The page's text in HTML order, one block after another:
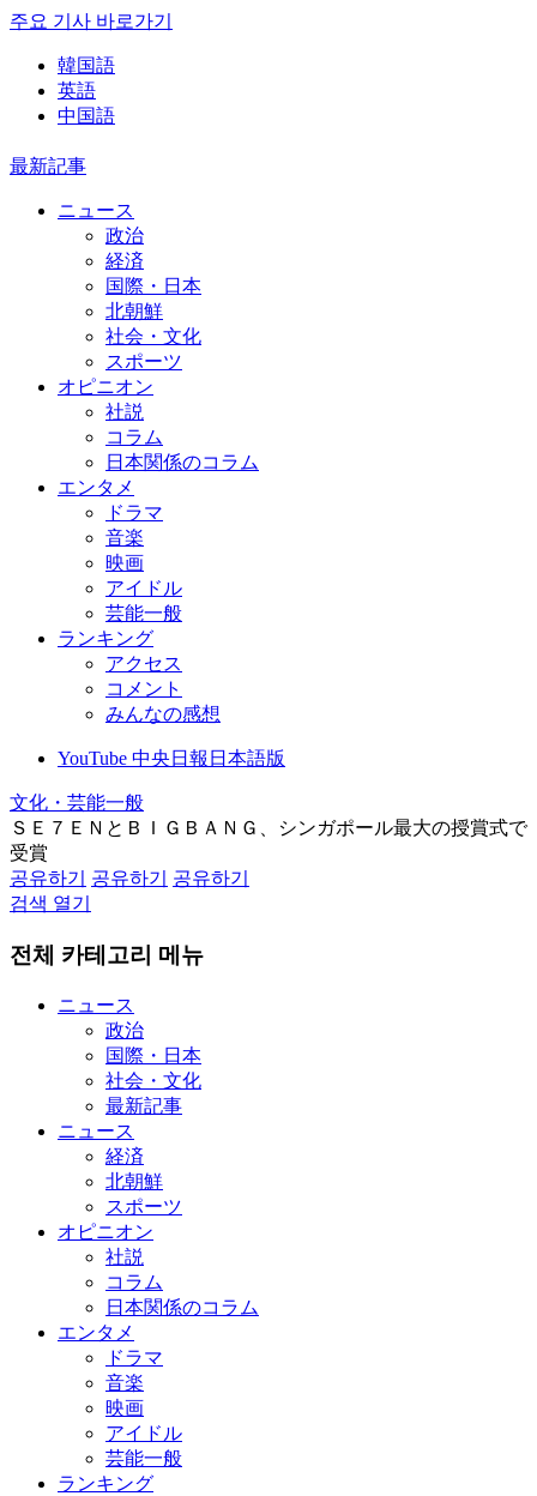
주요 기사 바로가기
韓国語
英語
中国語
最新記事
ニュース
政治
経済
国際・日本
北朝鮮
社会・文化
スポーツ
オピニオン
社説
コラム
日本関係のコラム
エンタメ
ドラマ
音楽
映画
アイドル
芸能一般
ランキング
アクセス
コメント
みんなの感想
YouTube 中央日報日本語版
文化・芸能一般
ＳＥ７ＥＮとＢＩＧＢＡＮＧ、シンガポール最大の授賞式で
受賞
공유하기
공유하기
공유하기
검색 열기
전체 카테고리 메뉴
ニュース
政治
国際・日本
社会・文化
最新記事
ニュース
経済
北朝鮮
スポーツ
オピニオン
社説
コラム
日本関係のコラム
エンタメ
ドラマ
音楽
映画
アイドル
芸能一般
ランキング